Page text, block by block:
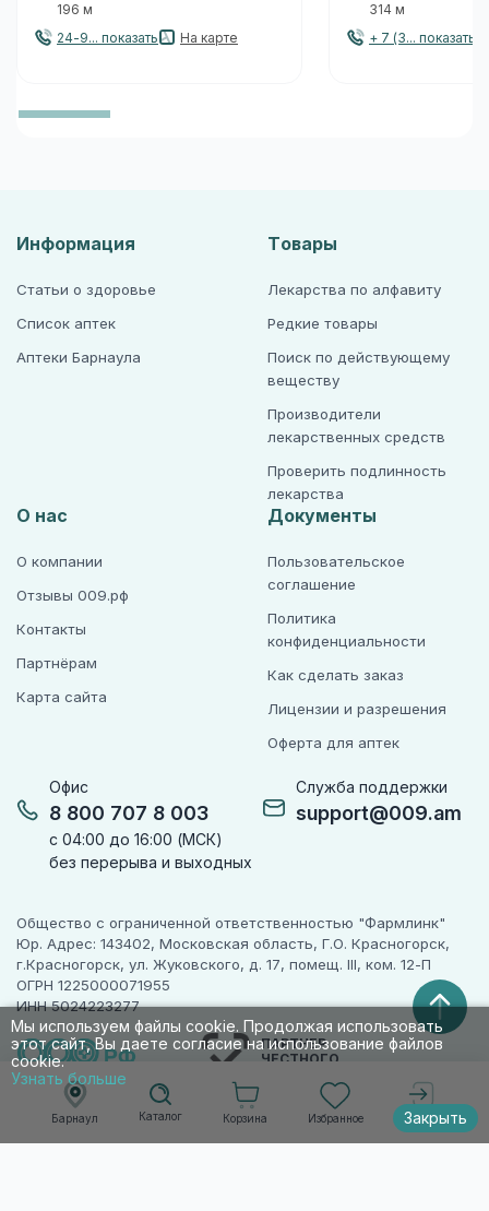
Барнаул Каталог Корзина Избранное Войти
196 м
24-9... показать
На карте
314 м
+ 7 (3... показать
Мы используем файлы cookie. Продолжая использовать
этот сайт, Вы даете согласие на использование файлов
cookie.
Узнать больше
Закрыть
Офис
8 800 707 8 003
с 04:00 до 16:00 (МСК)
без перерыва и выходных
Служба поддержки
support@009.am
Информация
Статьи о здоровье
Список аптек
Аптеки Барнаула
Товары
Лекарства по алфавиту
Редкие товары
Поиск по действующему
веществу
Производители
лекарственных средств
Проверить подлинность
лекарства
О нас
О компании
Отзывы 009.рф
Контакты
Партнёрам
Карта сайта
Документы
Пользовательское
соглашение
Политика
конфиденциальности
Как сделать заказ
Лицензии и разрешения
Оферта для аптек
Общество с ограниченной ответственностью "Фармлинк"
Юр. Адрес: 143402, Московская область, Г.О. Красногорск,
г.Красногорск, ул. Жуковского, д. 17, помещ. III, ком. 12-П
ОГРН 1225000071955
ИНН 5024223277
ПАРТНЕР
ЧЕСТНОГО